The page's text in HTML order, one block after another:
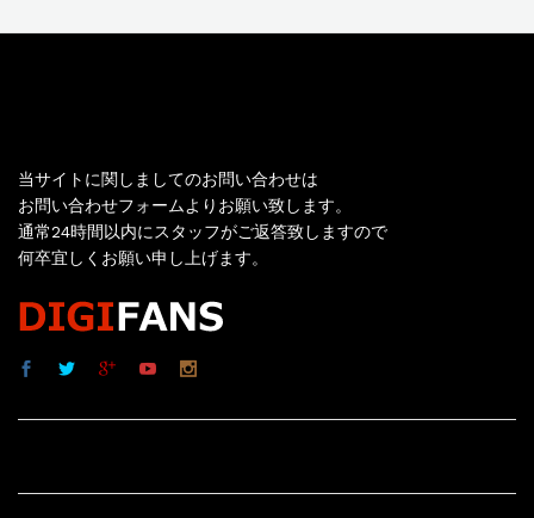
当サイトに関しましてのお問い合わせは
お問い合わせフォームよりお願い致します。
通常24時間以内にスタッフがご返答致しますので
何卒宜しくお願い申し上げます。